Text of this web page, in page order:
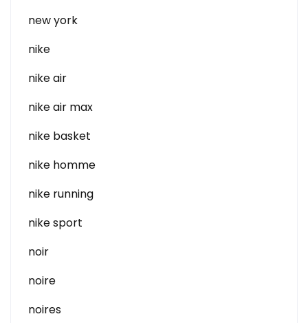
new york
nike
nike air
nike air max
nike basket
nike homme
nike running
nike sport
noir
noire
noires